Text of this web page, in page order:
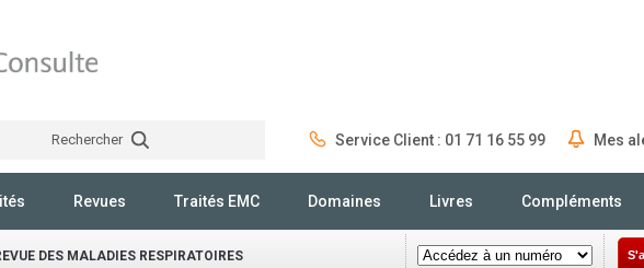
Rechercher Service Client : 01 71 16 55 99 Mes
Revues Traités EMC Domaines Livres Compléments
DES MALADIES RESPIRATOIRES